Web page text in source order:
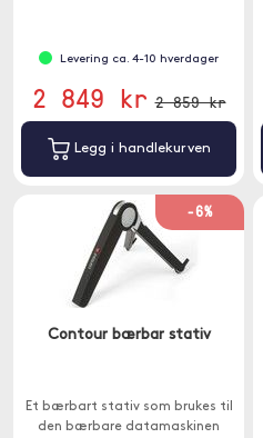
Levering ca. 4-10 hverdager
2 849 kr 2 859 kr
Legg i handlekurven
-6%
Contour bærbar stativ
Et bærbart stativ som brukes til
den bærbare datamaskinen